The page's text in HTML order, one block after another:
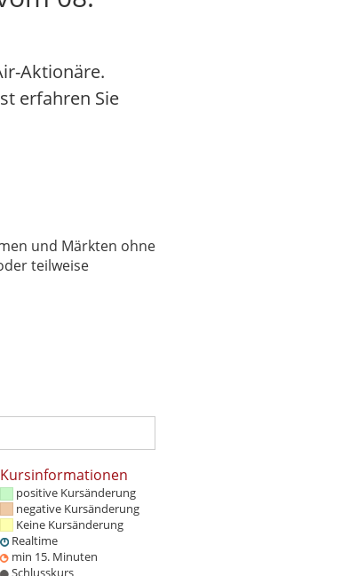
Aktionäre.
erfahren Sie
und Märkten ohne
teilweise
Kursinformationen
positive Kursänderung
negative Kursänderung
Keine Kursänderung
Realtime
min 15. Minuten